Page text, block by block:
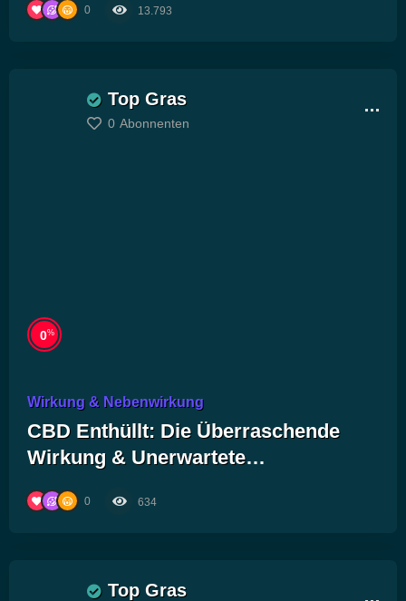
Wohlbefinden
0 13.793
Top Gras
0 Abonnenten
0%
Wirkung & Nebenwirkung
CBD Enthüllt: Die Überraschende
Wirkung & Unerwartete
Unbedingt Wissen Musst!
0 634
Top Gras